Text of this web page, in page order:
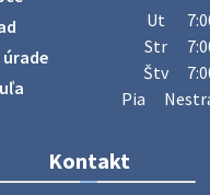
zber železa. Pracovníci
hod. prechádzať obcou a
Medera
Únie žien Slovenska
Ut
Str
Štv
Pia
Kontakt